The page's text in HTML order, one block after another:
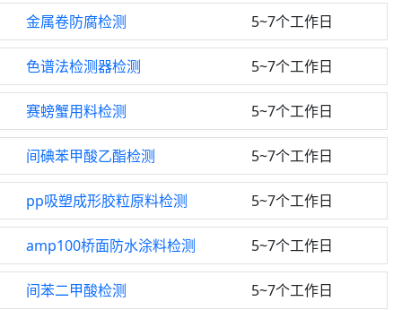
金属卷防腐检测 5~7个工作日
色谱法检测器检测 5~7个工作日
赛螃蟹用料检测 5~7个工作日
间碘苯甲酸乙酯检测 5~7个工作日
pp吸塑成形胶粒原料检测 5~7个工作日
amp100桥面防水涂料检测 5~7个工作日
间苯二甲酸检测 5~7个工作日